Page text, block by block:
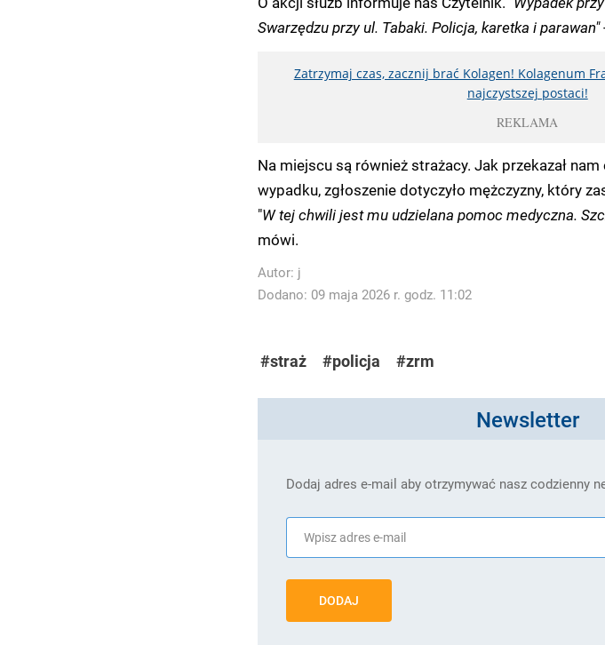
Swarzędzu przy ul. Tabaki. Policja, karetka i parawan"
Zatrzymaj czas, zacznij brać Kolagen! Kolagenum
najczystszej postaci!
REKLAMA
Na miejscu są również strażacy. Jak przekazał
wypadku, zgłoszenie dotyczyło mężczyzny, który
"W tej chwili jest mu udzielana pomoc medyczna.
mówi.
Autor: j
Dodano: 09 maja 2026 r. godz. 11:02
#straż #policja #zrm
Newsletter
Dodaj adres e-mail aby otrzymywać nasz codzienny
DODAJ